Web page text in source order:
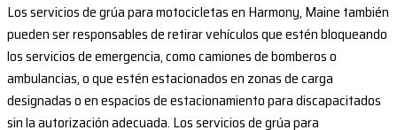
Los servicios de grúa para motocicletas en Harmony, Maine también
pueden ser responsables de retirar vehículos que estén bloqueando
los servicios de emergencia, como camiones de bomberos o
ambulancias, o que estén estacionados en zonas de carga
designadas o en espacios de estacionamiento para discapacitados
sin la autorización adecuada. Los servicios de grúa para